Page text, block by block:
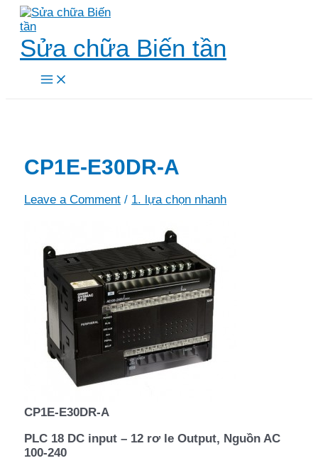
Skip
content
Sửa chữa Biến tần
Main
CP1E-E30DR-A
Leave a Comment / 1. lựa chọn nhanh
CP1E-E30DR-A
PLC 18 DC input – 12 rơ le Output, Nguồn AC
100-240